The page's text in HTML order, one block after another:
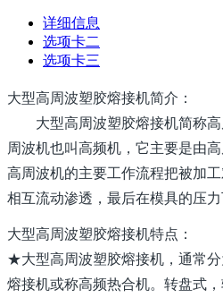
详细信息
选项卡二
选项卡三
大型高周波塑胶熔接机简介：
大型高周波塑胶熔接机简称高
周波机也叫高频机，它主要是由
高周波机的主要工作流程把被加
相互流动渗透，最后在模具的压
大型高周波塑胶熔接机特点：
★大型高周波塑胶熔接机，通常
熔接机或称高频热合机。转盘式